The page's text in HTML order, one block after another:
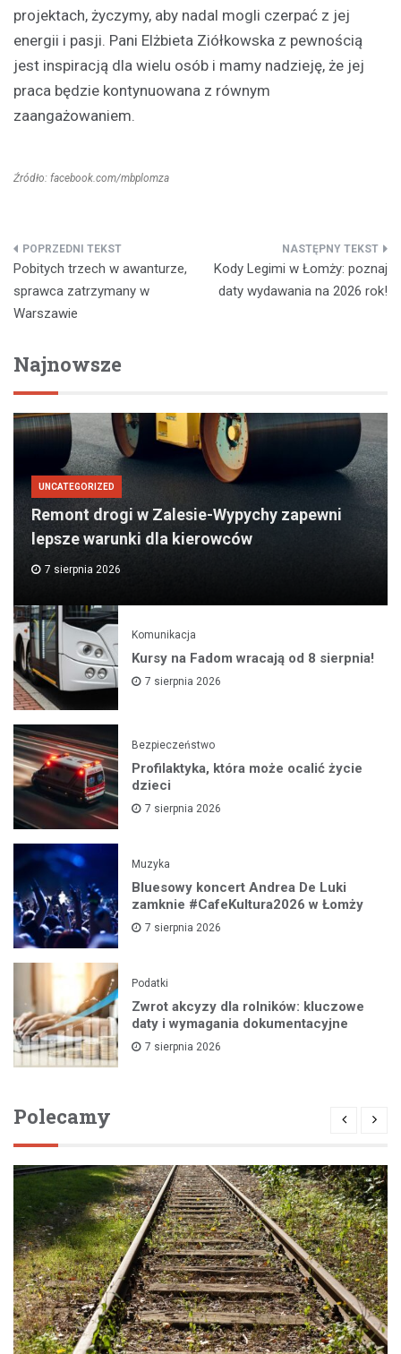
projektach, życzymy, aby nadal mogli czerpać z jej
energii i pasji. Pani Elżbieta Ziółkowska z pewnością
jest inspiracją dla wielu osób i mamy nadzieję, że jej
praca będzie kontynuowana z równym
zaangażowaniem.
Źródło: facebook.com/mbplomza
Nawigacja
wpisu
Pobitych trzech w awanturze,
sprawca zatrzymany w
Warszawie
Kody Legimi w Łomży: poznaj
daty wydawania na 2026 rok!
Najnowsze
UNCATEGORIZED
Remont drogi w Zalesie-Wypychy zapewni
lepsze warunki dla kierowców
7 sierpnia 2026
Komunikacja
Kursy na Fadom wracają od 8 sierpnia!
7 sierpnia 2026
Bezpieczeństwo
Profilaktyka, która może ocalić życie
dzieci
7 sierpnia 2026
Muzyka
Bluesowy koncert Andrea De Luki
zamknie #CafeKultura2026 w Łomży
7 sierpnia 2026
Podatki
Zwrot akcyzy dla rolników: kluczowe
daty i wymagania dokumentacyjne
7 sierpnia 2026
Polecamy